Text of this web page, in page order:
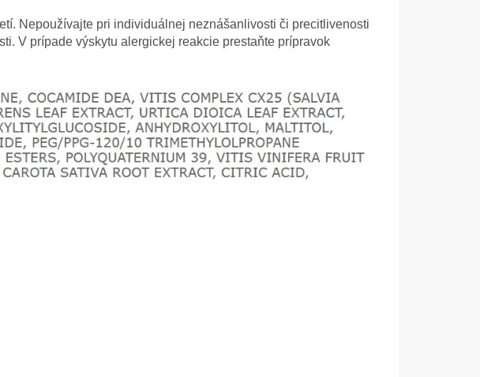
Nepoužívajte pri individuálnej neznášanlivosti či precitlivenosti
V prípade výskytu alergickej reakcie prestaňte prípravok